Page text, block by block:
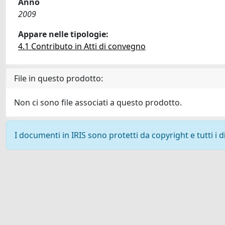
2009
Appare nelle tipologie:
4.1 Contributo in Atti di convegno
File in questo prodotto:
Non ci sono file associati a questo prodotto.
I documenti in IRIS sono protetti da copyright e tutti i